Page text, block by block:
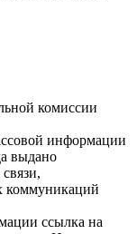
комиссии
информации
выдано
коммуникаций
ссылка на